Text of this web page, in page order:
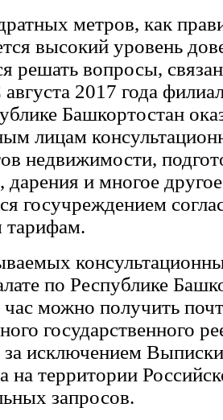
метров, как
высокий уровень
решать вопросы,
2017 года
Башкортостан
лицам
недвижимости,
и многое
госучреждением
тарифам.
по Республике
час можно получить
государственного
исключением
на территории
запросов.